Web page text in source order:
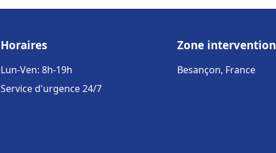
Horaires
Lun-Ven: 8h-19h
Service d'urgence 24/7
Zone intervention
Besançon, France